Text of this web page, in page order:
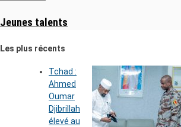
Jeunes talents
Les plus récents
Tchad :
Ahmed
Oumar
Djibrillah
élevé au